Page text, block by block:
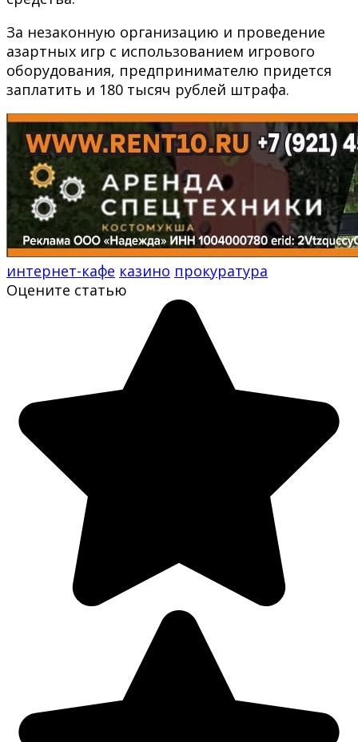
За незаконную организацию и проведение
азартных игр с использованием игрового
оборудования, предпринимателю придется
заплатить и 180 тысяч рублей штрафа.
интернет-кафе казино прокуратура
Оцените статью